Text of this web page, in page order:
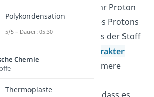
Carboxylgruppe leichter ihr Proton
ab. Eine leichte Abgabe des Protons
führt wiederum dazu, dass der Stoff
Säurecharakter
besitzt. So trägt der mesomere
Polykondensation
5/5 – Dauer: 05:30
Chemie
Thermoplaste